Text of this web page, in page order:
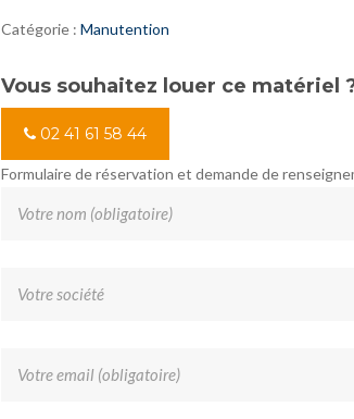
Catégorie : Manutention
Vous souhaitez louer ce matériel
02 41 61 58 44
Formulaire de réservation et demande de